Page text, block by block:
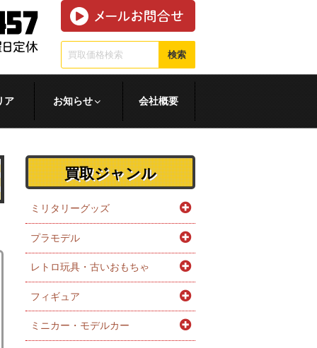
検索
ア お知らせ 会社概要
買取ジャンル
ミリタリーグッズ
プラモデル
レトロ玩具・古いおもちゃ
フィギュア
ミニカー・モデルカー